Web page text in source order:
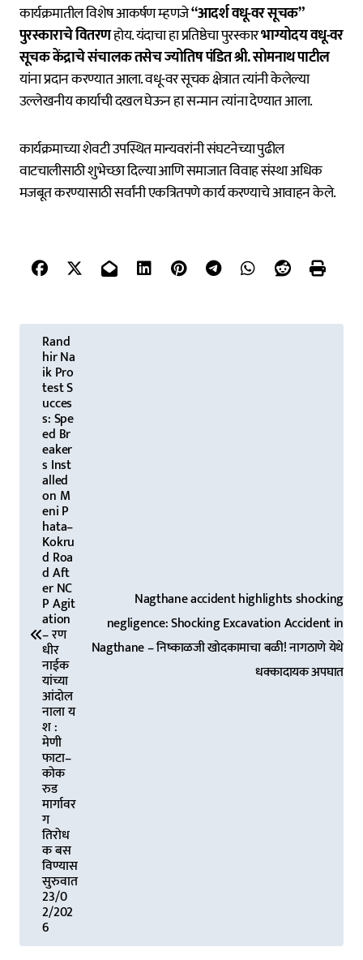
कार्यक्रमातील विशेष आकर्षण म्हणजे“आदर्श वधू-वर सूचक”
पुरस्काराचे वितरणहोय. यंदाचा हा प्रतिष्ठेचा पुरस्कारभाग्योदय वधू-वर
सूचक केंद्राचे संचालक तसेच ज्योतिष पंडित श्री. सोमनाथ पाटील
यांना प्रदान करण्यात आला. वधू-वर सूचक क्षेत्रात त्यांनी केलेल्या
उल्लेखनीय कार्याची दखल घेऊन हा सन्मान त्यांना देण्यात आला.
कार्यक्रमाच्या शेवटी उपस्थित मान्यवरांनी संघटनेच्या पुढील
वाटचालीसाठी शुभेच्छा दिल्या आणि समाजात विवाह संस्था अधिक
मजबूत करण्यासाठी सर्वांनी एकत्रितपणे कार्य करण्याचे आवाहन केले.
P Rand
hir Na
ik Pro
test S
ucces
s: Spe
ed Br
eaker
s Inst
alled
on M
eni P
hata–
Kokru
d Roa
d Aft
er NC
P Agit
ation
– रण
धीर
नाईक
यांच्या
आंदोल
नाला य
श :
मेणी
फाटा–
कोक
रुड
मार्गावर
ग
तिरोध
क बस
विण्यास
सुरुवात
23/0
2/202
6
Nagthane accident highlights shocking
negligence: Shocking Excavation Accident in
Nagthane – निष्काळजी खोदकामाचा बळी! नागठाणे येथे
धक्कादायक अपघात